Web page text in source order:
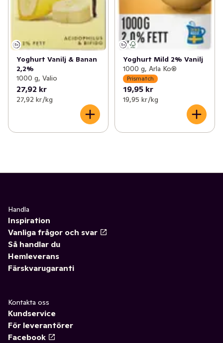
Yoghurt Vanilj & Banan
2,2%
1000 g, Valio
27,92 kr
27,92 kr /kg
Yoghurt Mild 2% Vanilj
1000 g, Arla Ko®
Prismatch
19,95 kr
19,95 kr /kg
Handla
Inspiration
Vanliga frågor och svar
Så handlar du
Hemleverans
Färskvarugaranti
Kontakta oss
Kundservice
För leverantörer
Facebook